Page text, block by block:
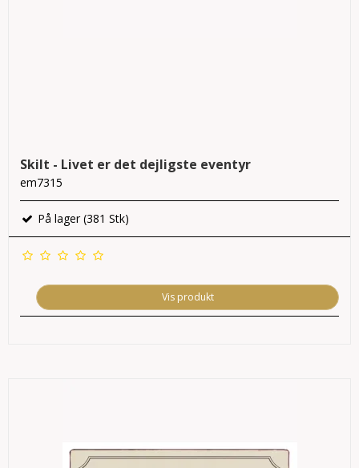
Skilt - Livet er det dejligste eventyr
em7315
På lager (381 Stk)
Vis produkt